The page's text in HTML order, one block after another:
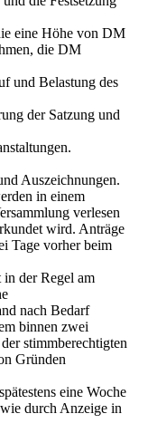
eine Höhe von DM
die DM
und Belastung des
der Satzung und
Auszeichnungen.
in einem
verlesen
wird. Anträge
Tage vorher beim
der Regel am
nach Bedarf
binnen zwei
stimmberechtigten
Gründen
eine Woche
durch Anzeige in